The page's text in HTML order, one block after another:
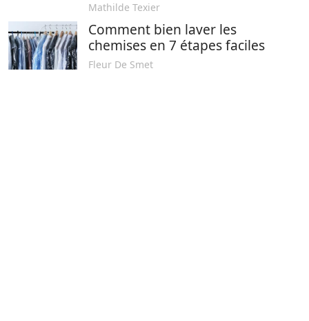
Mathilde Texier
Comment bien laver les
chemises en 7 étapes faciles
Fleur De Smet